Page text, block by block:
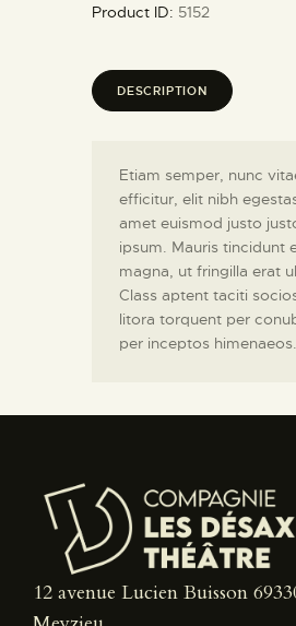
Product ID: 5152
DESCRIPTION
Etiam semper, nunc
efficitur, elit nibh
amet euismod justo
ipsum. Mauris tincidunt
magna, ut fringilla erat
Class aptent taciti
litora torquent per
per inceptos himenaeos.
12 avenue Lucien Buisson